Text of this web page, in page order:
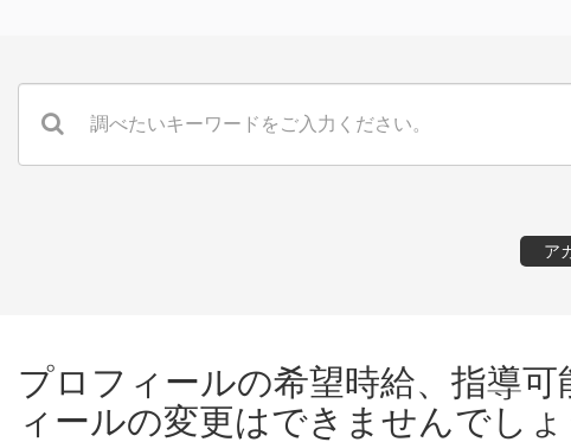
ア
プロフィールの希望時給、指導
ィールの変更はできませんでしょ